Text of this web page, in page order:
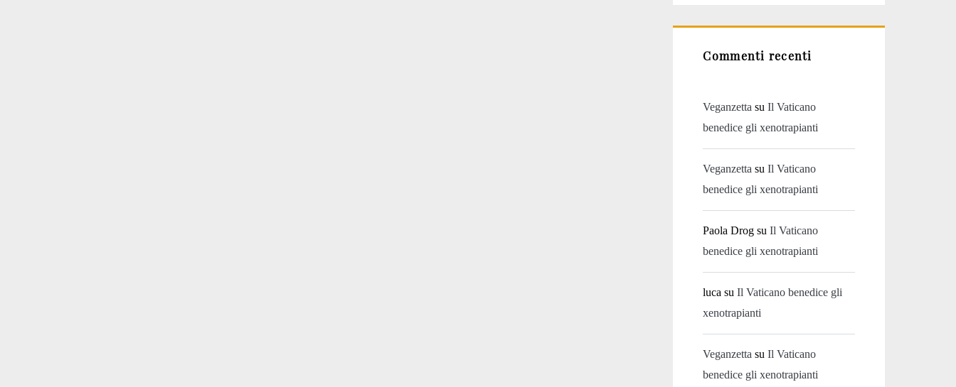
Commenti recenti
Veganzetta suIl Vaticano
benedice gli xenotrapianti
Veganzetta suIl Vaticano
benedice gli xenotrapianti
Paola Drog suIl Vaticano
benedice gli xenotrapianti
luca suIl Vaticano benedice gli
xenotrapianti
Veganzetta suIl Vaticano
benedice gli xenotrapianti